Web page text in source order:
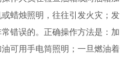
蜡烛照明，往往引发火灾；发
错误的。正确操作方法是：加
可用手电筒照明；一旦燃油着